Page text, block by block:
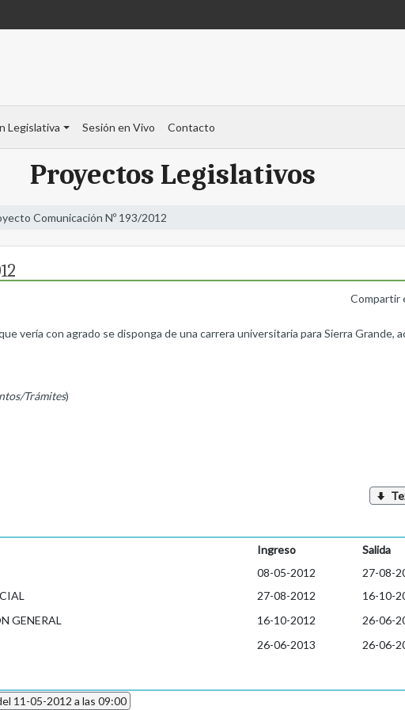
Legislativa Sesión en Vivo Contacto
Proyectos Legislativos
Comunicación Nº 193/2012
Compartir
vería con agrado se disponga de una carrera universitaria para Sierra Grande,
Trámites)
Ingreso Salida
08-05-2012 27-08-
27-08-2012 16-10-
GENERAL
16-10-2012 26-06-
26-06-2013 26-06-
11-05-2012 a las 09:00